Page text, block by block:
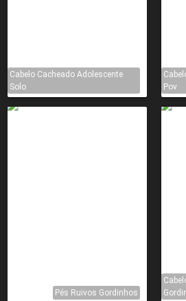
Cabelo Cacheado Adolescente
Solo
Pov
Pés Ruivos Gordinhos